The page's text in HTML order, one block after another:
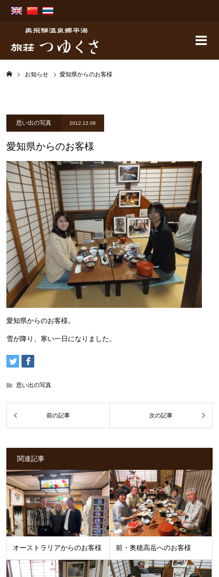
お知らせ 愛知県からのお客様
思い出の写真 2012.12.08
愛知県からのお客様
愛知県からのお客様。
雪が降り、寒い一日になりました。
思い出の写真
関連記事
オーストラリアからのお客様 前・奥穂高岳へのお客様